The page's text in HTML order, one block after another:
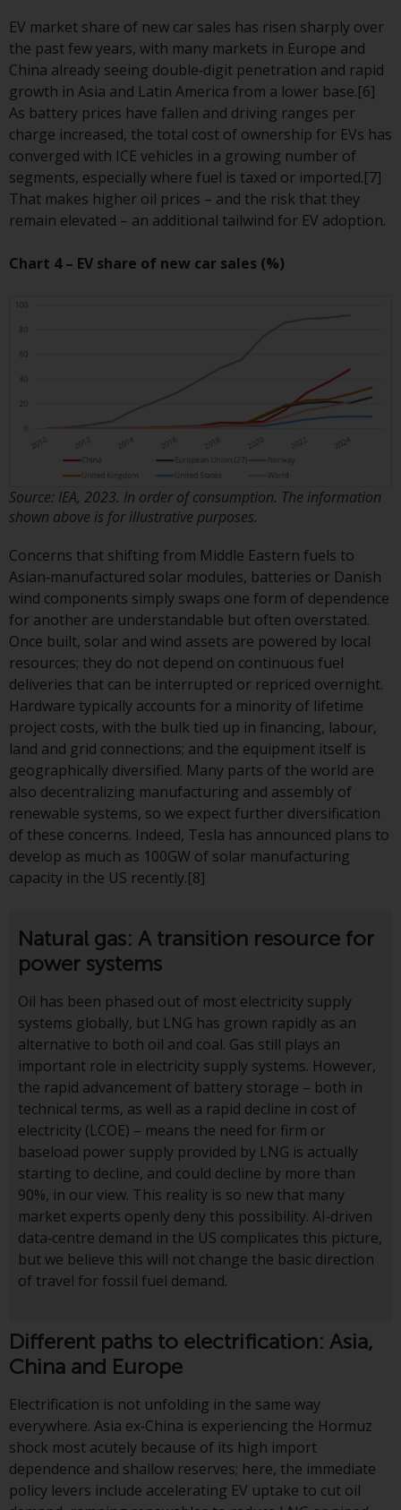
gemäß dem Investment Company
Act von 1940 („40 Act Funds“)
registriert sind. Die 40 Act Funds
akzeptieren im Allgemeinen keine
Anlagen von Nicht-US-Personen.
Nicht-US-Personen kann es
gestattet werden in einen 40-Act-
Fonds zu investieren,
vorbehaltlich der Erfüllung einer
erhöhten Sorgfaltspflicht.
Um festzustellen, ob ein 40-Act-
Verkaufsprospekt des Fonds, der
telefonisch unter 1-855-RWC-
FUND erhältlich ist oder indem
Sie
https://www.redwheel.com/us/en/
and-documents/ besuchen. Bitte
lesen Sie den Verkaufsprospekt
sorgfältig durch, bevor Sie
investieren.
Andere auf dieser Website
beschriebene Fonds unterliegen
nicht den gleichen
regulatorischen Anforderungen
wie 40 Act Funds, einschließlich
der Anforderungen an
Investmentfonds, Anlegern
bestimmte regelmäßige und
standardisierte Preis- und
Bewertungsinformationen zur
Verfügung zu stellen. Qualifizierte
potenzielle Anleger sollten vor
einer Anlage in diese Fonds das
zugehörige Fondsdokumente
konsultieren, um eine
vollständige Liste der Risiken und
andere relevante Informationen
zu erhalten.
Produkte und Dienstleistungen
Diese Website beschreibt die
Fähigkeiten von Redwheel und
dient nur zu
Informationszwecken. Keines der
auf dieser Website enthaltenen
Materialien soll ein
Verkaufsangebot oder eine
Kauf von Produkten oder
Dienstleistungen darstellen, die
von Redwheel oder einem seiner
verbundenen Unternehmen
bereitgestellt werden, und darf
nicht im Zusammenhang mit
einer Anlageentscheidung
herangezogen werden. Diese
EV market share of new car sales has risen sharply over
the past few years, with many markets in Europe and
China already seeing double‑digit penetration and rapid
growth in Asia and Latin America from a lower base.[6]
As battery prices have fallen and driving ranges per
charge increased, the total cost of ownership for EVs has
converged with ICE vehicles in a growing number of
segments, especially where fuel is taxed or imported.[7]
That makes higher oil prices – and the risk that they
remain elevated – an additional tailwind for EV adoption.
Chart 4 – EV share of new car sales (%)
Source: IEA, 2023. In order of consumption. The information
shown above is for illustrative purposes.
Concerns that shifting from Middle Eastern fuels to
Asian‑manufactured solar modules, batteries or Danish
wind components simply swaps one form of dependence
for another are understandable but often overstated.
Once built, solar and wind assets are powered by local
resources; they do not depend on continuous fuel
deliveries that can be interrupted or repriced overnight.
Hardware typically accounts for a minority of lifetime
project costs, with the bulk tied up in financing, labour,
land and grid connections; and the equipment itself is
geographically diversified. Many parts of the world are
also decentralizing manufacturing and assembly of
renewable systems, so we expect further diversification
of these concerns. Indeed, Tesla has announced plans to
develop as much as 100GW of solar manufacturing
capacity in the US recently.[8]
Natural gas: A transition resource for
power systems
Oil has been phased out of most electricity supply
systems globally, but LNG has grown rapidly as an
alternative to both oil and coal. Gas still plays an
important role in electricity supply systems. However,
the rapid advancement of battery storage – both in
technical terms, as well as a rapid decline in cost of
electricity (LCOE) – means the need for firm or
baseload power supply provided by LNG is actually
starting to decline, and could decline by more than
90%, in our view. This reality is so new that many
market experts openly deny this possibility. AI‑driven
data‑centre demand in the US complicates this picture,
but we believe this will not change the basic direction
of travel for fossil fuel demand.
Different paths to electrification: Asia,
China and Europe
Electrification is not unfolding in the same way
everywhere. Asia ex‑China is experiencing the Hormuz
shock most acutely because of its high import
dependence and shallow reserves; here, the immediate
policy levers include accelerating EV uptake to cut oil